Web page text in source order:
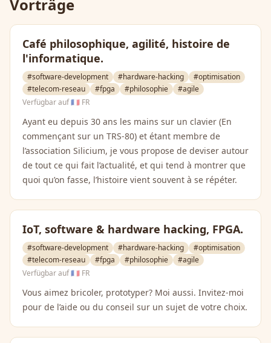
Vorträge
Café philosophique, agilité, histoire de
l'informatique.
#software-development #hardware-hacking
#optimisation
#telecom-reseau
#fpga #philosophie
#agile
Verfügbar auf🇫🇷 FR
Ayant eu depuis 30 ans les mains sur un clavier (En
commençant sur un TRS-80) et étant membre de
l’association Silicium, je vous propose de deviser autour
de tout ce qui fait l’actualité, et qui tend à montrer que
quoi qu’on fasse, l’histoire vient souvent à se répéter.
IoT, software & hardware hacking, FPGA.
#software-development #hardware-hacking
#optimisation
#telecom-reseau
#fpga #philosophie
#agile
Verfügbar auf🇫🇷 FR
Vous aimez bricoler, prototyper? Moi aussi. Invitez-moi
pour de l’aide ou du conseil sur un sujet de votre choix.